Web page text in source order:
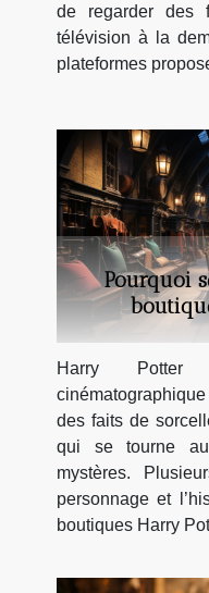
de regarder des
télévision à la
plateformes
Pourquoi
Harry Potter
des faits de
qui se tourne
mystères.
personnage et
boutiques Harry